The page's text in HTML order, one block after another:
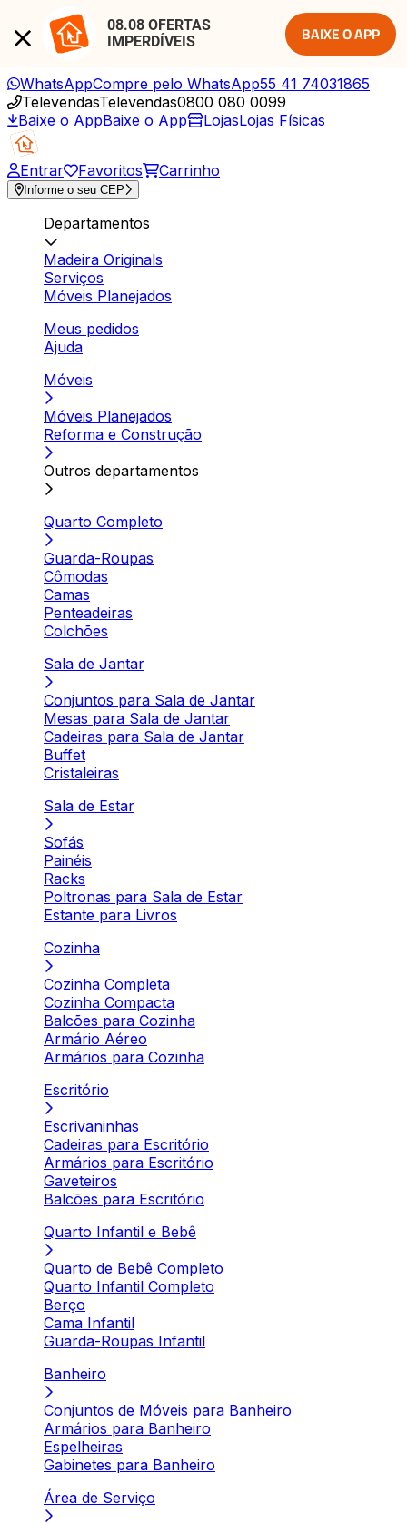
08.08 OFERTAS
IMPERDÍVEIS
BAIXE O APP
WhatsAppCompre pelo WhatsApp55 41 74031865
TelevendasTelevendas0800 080 0099
Baixe o AppBaixe o App LojasLojas Físicas
Entrar Favoritos Carrinho
Informe o seu CEP
Departamentos
Madeira Originals
Serviços
Móveis Planejados
Meus pedidos
Ajuda
Móveis
Móveis Planejados
Reforma e Construção
Outros departamentos
Quarto Completo
Guarda-Roupas
Cômodas
Camas
Penteadeiras
Colchões
Sala de Jantar
Conjuntos para Sala de Jantar
Mesas para Sala de Jantar
Cadeiras para Sala de Jantar
Buffet
Cristaleiras
Sala de Estar
Sofás
Painéis
Racks
Poltronas para Sala de Estar
Estante para Livros
Cozinha
Cozinha Completa
Cozinha Compacta
Balcões para Cozinha
Armário Aéreo
Armários para Cozinha
Escritório
Escrivaninhas
Cadeiras para Escritório
Armários para Escritório
Gaveteiros
Balcões para Escritório
Quarto Infantil e Bebê
Quarto de Bebê Completo
Quarto Infantil Completo
Berço
Cama Infantil
Guarda-Roupas Infantil
Banheiro
Conjuntos de Móveis para Banheiro
Armários para Banheiro
Espelheiras
Gabinetes para Banheiro
Área de Serviço